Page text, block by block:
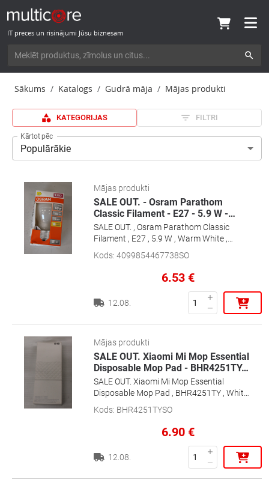
IT preces un risinājumi Jūsu biznesam
Sākums Katalogs Gudrā māja Mājas produkti
KATEGORIJAS FILTRI
Kārtot pēc
Populārākie
Mājas produkti
SALE OUT. - Osram Parathom
Classic Filament - E27 - 5.9 W -…
SALE OUT. , Osram Parathom Classic
Filament , E27 , 5.9 W , Warm White ,
DAMAGED PACKAGING , 24 month(s)
Kods: 4099854467738SO
6.53€
12.08.
Mājas produkti
SALE OUT. Xiaomi Mi Mop Essential
Disposable Mop Pad - BHR4251TY…
SALE OUT. Xiaomi Mi Mop Essential
Disposable Mop Pad , BHR4251TY , White
, DAMAGED PACKAGING
Kods: BHR4251TYSO
6.90€
12.08.